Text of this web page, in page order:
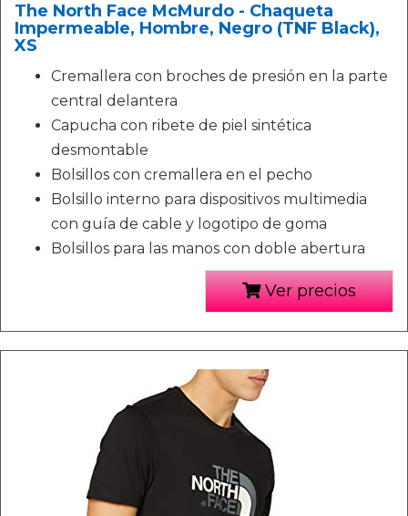
The North Face McMurdo - Chaqueta
Impermeable, Hombre, Negro (TNF Black),
XS
Cremallera con broches de presión en la parte
central delantera
Capucha con ribete de piel sintética
desmontable
Bolsillos con cremallera en el pecho
Bolsillo interno para dispositivos multimedia
con guía de cable y logotipo de goma
Bolsillos para las manos con doble abertura
Ver precios